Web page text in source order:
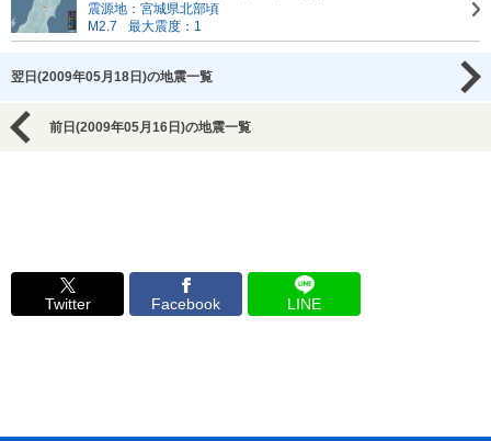
震源地：宮城県北部頃
M2.7
最大震度：1
翌日(2009年05月18日)の地震一覧
前日(2009年05月16日)の地震一覧
Twitter Facebook LINE